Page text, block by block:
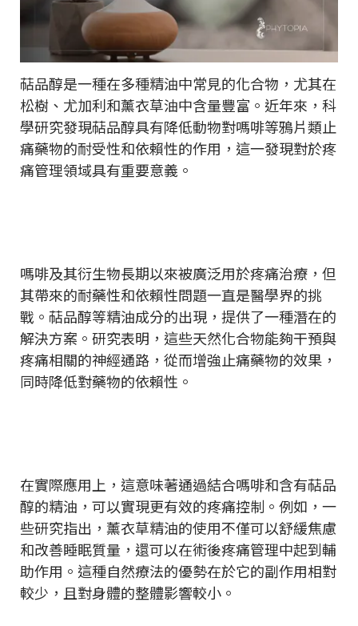
萜品醇是一種在多種精油中常見的化合物，尤其在
松樹、尤加利和薰衣草油中含量豐富。近年來，科
學研究發現萜品醇具有降低動物對嗎啡等鴉片類止
痛藥物的耐受性和依賴性的作用，這一發現對於疼
痛管理領域具有重要意義。
嗎啡及其衍生物長期以來被廣泛用於疼痛治療，但
其帶來的耐藥性和依賴性問題一直是醫學界的挑
戰。萜品醇等精油成分的出現，提供了一種潛在的
解決方案。研究表明，這些天然化合物能夠干預與
疼痛相關的神經通路，從而增強止痛藥物的效果，
同時降低對藥物的依賴性。
在實際應用上，這意味著通過結合嗎啡和含有萜品
醇的精油，可以實現更有效的疼痛控制。例如，一
些研究指出，薰衣草精油的使用不僅可以舒緩焦慮
和改善睡眠質量，還可以在術後疼痛管理中起到輔
助作用。這種自然療法的優勢在於它的副作用相對
較少，且對身體的整體影響較小。